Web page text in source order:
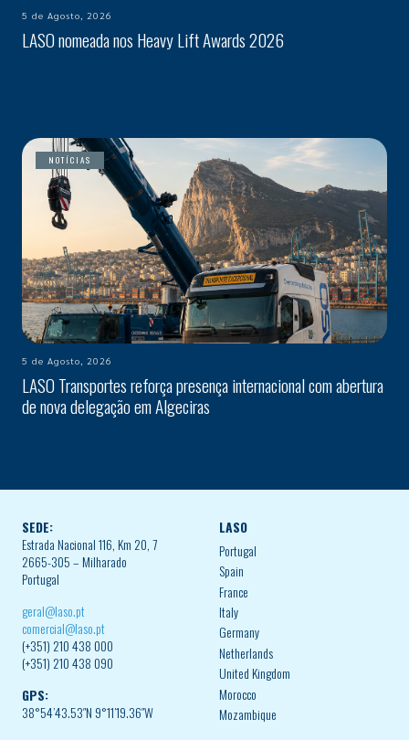
5 de Agosto, 2026
LASO nomeada nos Heavy Lift Awards 2026
NOTÍCIAS
5 de Agosto, 2026
LASO Transportes reforça presença internacional com abertura
de nova delegação em Algeciras
SEDE:
Estrada Nacional 116, Km 20, 7
2665-305 – Milharado
Portugal
geral@laso.pt
comercial@laso.pt
(+351) 210 438 000
(+351) 210 438 090
GPS:
38°54’43.53″N 9°11’19.36″W
LASO
Portugal
Spain
France
Italy
Germany
Netherlands
United Kingdom
Morocco
Mozambique